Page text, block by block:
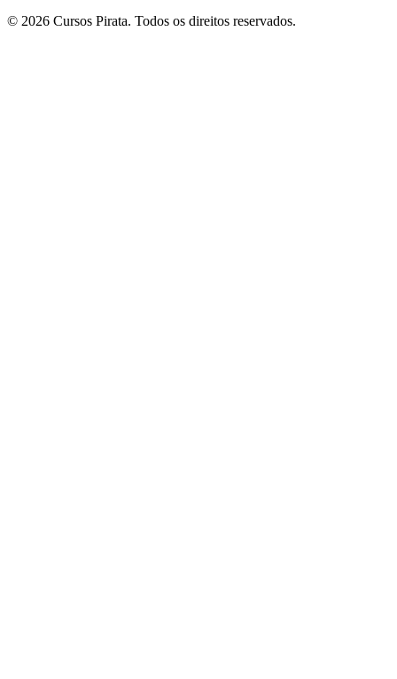
© 2026 Cursos Pirata. Todos os direitos reservados.